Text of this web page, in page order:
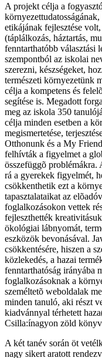
A projekt célja a
etikájának fejlesztése
(táplálkozás, háztartás,
fenntarthatóbb választási
szempontból az iskolai
szerezni, készségeket,
természeti környezetünk
célja a kompetens és
segítése is. Megadott
meg az iskola 350
célja minden esetben a
megismertetése,
Otthonunk és a My
felhívták a figyelmet a
összefüggõ problémákra.
rá a gyerekek figyelmét,
csökkenthetik ezt a
tapasztalataikat az
foglalkozásokon vettek
fejleszthették
ökológiai lábnyomát,
eszközök bevonásával.
csökkentésére, hiszen a
közlekedés, a hazai
fenntarthatóság irányába
foglalkozásoknak a
személtetõ weboldalak
minden tanuló, aki részt
kiadvánnyal térhetett
Csilla:ínagyon zöld
A két tanév során öt
nagy sikert aratott